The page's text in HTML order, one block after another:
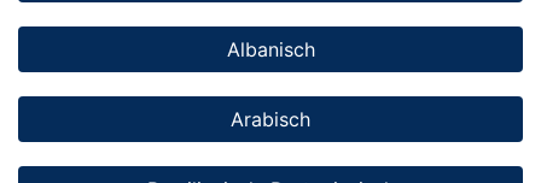
Albanisch
Arabisch